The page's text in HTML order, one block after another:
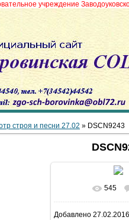
Заводоуковского
строя и песни 27.02 » DSCN9243
В реальном
545
Добавлено27.02.2016